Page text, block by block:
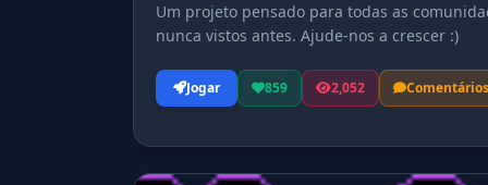
Um projeto pensado para todas as
nunca vistos antes. Ajude-nos a crescer :)
Jogar 859 2,052 Comentários